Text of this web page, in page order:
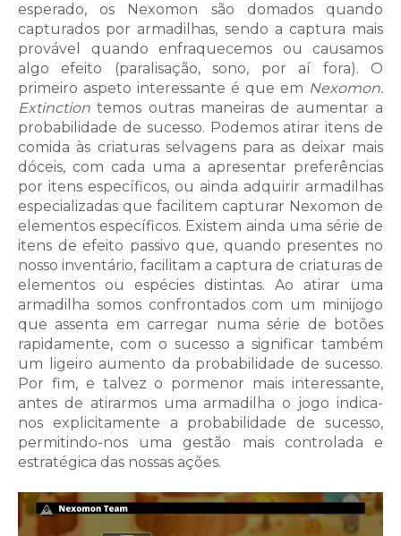
esperado, os Nexomon são domados quando
capturados por armadilhas, sendo a captura mais
provável quando enfraquecemos ou causamos
algo efeito (paralisação, sono, por aí fora). O
primeiro aspeto interessante é que em Nexomon:
Extinction temos outras maneiras de aumentar a
probabilidade de sucesso. Podemos atirar itens de
comida às criaturas selvagens para as deixar mais
dóceis, com cada uma a apresentar preferências
por itens específicos, ou ainda adquirir armadilhas
especializadas que facilitem capturar Nexomon de
elementos específicos. Existem ainda uma série de
itens de efeito passivo que, quando presentes no
nosso inventário, facilitam a captura de criaturas de
elementos ou espécies distintas. Ao atirar uma
armadilha somos confrontados com um minijogo
que assenta em carregar numa série de botões
rapidamente, com o sucesso a significar também
um ligeiro aumento da probabilidade de sucesso.
Por fim, e talvez o pormenor mais interessante,
antes de atirarmos uma armadilha o jogo indica-
nos explicitamente a probabilidade de sucesso,
permitindo-nos uma gestão mais controlada e
estratégica das nossas ações.